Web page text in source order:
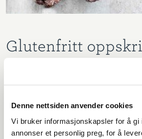
Denne nettsiden anvender cookies
Vi bruker informasjonskapsler for å gi
annonser et personlig preg, for å
Glutenfritt
Vi har samlet noen av våre beste
oppskrifter i et oppskriftshefte.